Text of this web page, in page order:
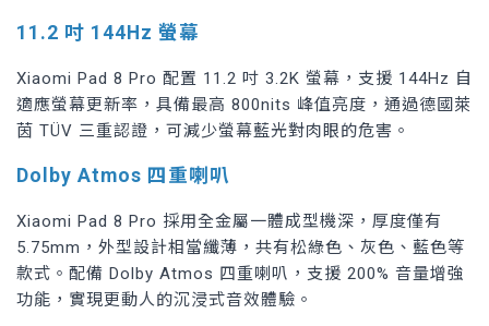
11.2 吋 144Hz 螢幕
Xiaomi Pad 8 Pro 配置 11.2 吋 3.2K 螢幕，支援 144Hz 自
適應螢幕更新率，具備最高 800nits 峰值亮度，通過德國萊
茵 TÜV 三重認證，可減少螢幕藍光對肉眼的危害。
Dolby Atmos 四重喇叭
Xiaomi Pad 8 Pro 採用全金屬一體成型機深，厚度僅有
5.75mm，外型設計相當纖薄，共有松綠色、灰色、藍色等
款式。配備 Dolby Atmos 四重喇叭，支援 200% 音量增強
功能，實現更動人的沉浸式音效體驗。